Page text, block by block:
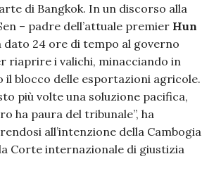
di Bangkok. In un discorso alla
– padre dell’attuale premier Hun
dato 24 ore di tempo al governo
riaprire i valichi, minacciando in
il blocco delle esportazioni agricole.
più volte una soluzione pacifica,
ha paura del tribunale”, ha
all’intenzione della Cambogia
Corte internazionale di giustizia